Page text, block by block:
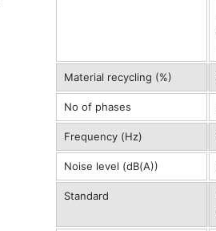
Material recycling (%)
No of phases
Frequency (Hz)
Noise level (dB(A))
Standard